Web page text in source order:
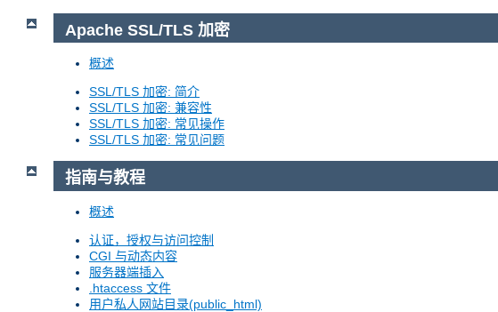
Apache SSL/TLS 加密
概述
SSL/TLS 加密: 简介
SSL/TLS 加密: 兼容性
SSL/TLS 加密: 常见操作
SSL/TLS 加密: 常见问题
指南与教程
概述
认证，授权与访问控制
CGI 与动态内容
服务器端插入
.htaccess 文件
用户私人网站目录(public_html)